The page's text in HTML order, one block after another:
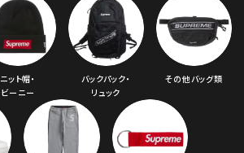
ニット帽・
ビーニー
バックパック・
リュック
その他バッグ類